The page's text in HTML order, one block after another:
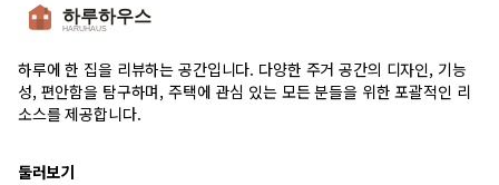
하루에 한 집을 리뷰하는 공간입니다. 다양한 주거 공간의 디자인, 기능
성, 편안함을 탐구하며, 주택에 관심 있는 모든 분들을 위한 포괄적인 리
소스를 제공합니다.
둘러보기